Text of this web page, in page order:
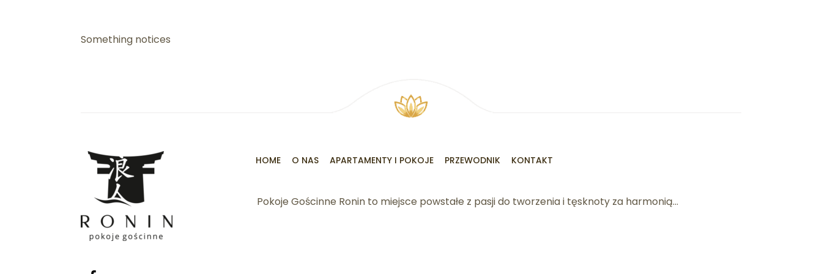
Something notices
HOME O NAS APARTAMENTY I POKOJE PRZEWODNIK KONTAKT
Pokoje Gościnne Ronin to miejsce powstałe z pasji do tworzenia i tęsknoty za harmonią...